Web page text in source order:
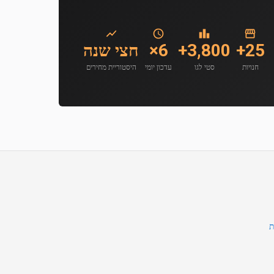
25+
חנויות
3,800+
סטי לגו
6×
עדכון יומי
חצי שנה
היסטוריית מחירים